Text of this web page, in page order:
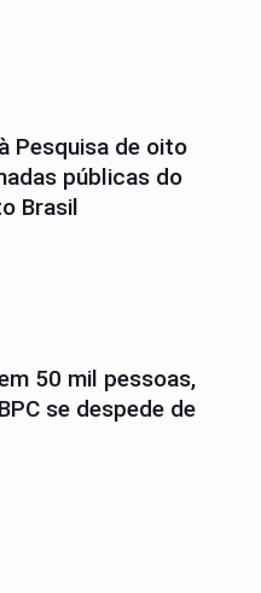
Pesquisa de oito
públicas do
Brasil
50 mil pessoas,
se despede de